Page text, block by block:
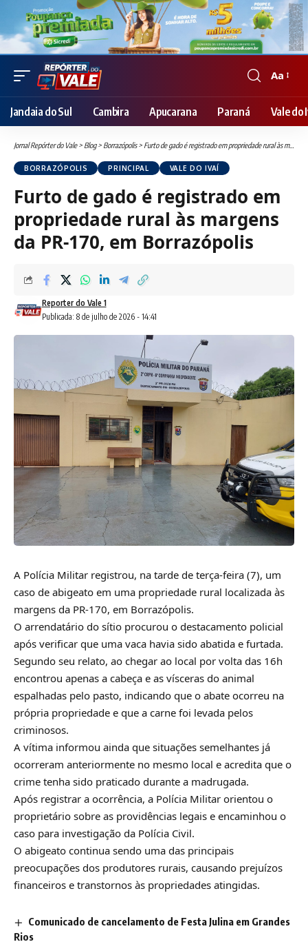
Font
Resizer
Aa
Jandaia do Sul Cambira Apucarana Paraná Vale do
Jornal Repórter do Vale> Blog> Borrazópolis> Furto de gado é registrado em propriedade rural às margens da PR-170, em Borrazópolis
BORRAZÓPOLIS PRINCIPAL VALE DO IVAÍ
Furto de gado é registrado em
propriedade rural às margens
da PR-170, em Borrazópolis
Publicada: 8 de julho de 2026 - 14:41
Reporter do Vale 1
A Polícia Militar registrou, na tarde de terça-feira (7), um
caso de abigeato em uma propriedade rural localizada às
margens da PR-170, em Borrazópolis.
O arrendatário do sítio procurou o destacamento policial
após verificar que uma vaca havia sido abatida e furtada.
Segundo seu relato, ao chegar ao local por volta das 16h
encontrou apenas a cabeça e as vísceras do animal
espalhadas pelo pasto, indicando que o abate ocorreu na
própria propriedade e que a carne foi levada pelos
criminosos.
A vítima informou ainda que situações semelhantes já
ocorreram anteriormente no mesmo local e acredita que o
crime tenha sido praticado durante a madrugada.
Após registrar a ocorrência, a Polícia Militar orientou o
proprietário sobre as providências legais e encaminhou o
caso para investigação da Polícia Civil.
O abigeato continua sendo uma das principais
preocupações dos produtores rurais, causando prejuízos
financeiros e transtornos às propriedades atingidas.
Comunicado de cancelamento de Festa Julina em Grandes
Rios